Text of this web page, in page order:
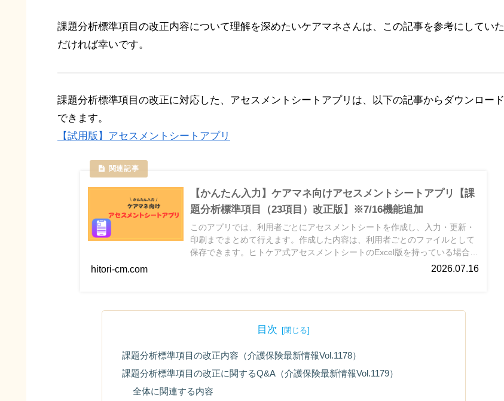
課題分析標準項目の改正内容について理解を深めたいケアマネさんは、この記事を参考にしていた
だければ幸いです。
課題分析標準項目の改正に対応した、アセスメントシートアプリは、以下の記事からダウンロード
できます。
【試用版】アセスメントシートアプリ
【かんたん入力】ケアマネ向けアセスメントシートアプリ【課
題分析標準項目（23項目）改正版】※7/16機能追加
このアプリでは、利用者ごとにアセスメントシートを作成し、入力・更新・
印刷までまとめて行えます。作成した内容は、利用者ごとのファイルとして
保存できます。ヒトケア式アセスメントシートのExcel版を持っている場合
hitori-cm.com 2026.07.16
目次
課題分析標準項目の改正内容（介護保険最新情報Vol.1178）
課題分析標準項目の改正に関するQ&A（介護保険最新情報Vol.1179）
全体に関連する内容